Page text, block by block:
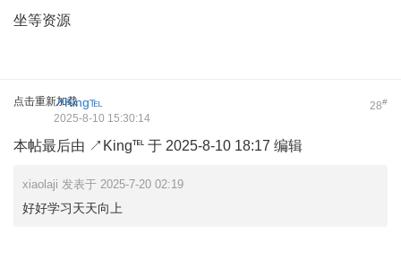
坐等资源
点击重新加载 28#
↗King℡
2025-8-10 15:30:14
本帖最后由 ↗King℡ 于 2025-8-10 18:17 编辑
xiaolaji 发表于 2025-7-20 02:19
好好学习天天向上